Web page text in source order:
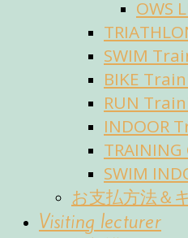
OWS
SWIM
BIKE
RUN
INDOOR
TRAINING
SWIM
お支払方法＆
Visiting lecturer